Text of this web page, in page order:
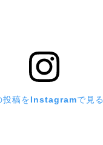
投稿をInstagramで見る